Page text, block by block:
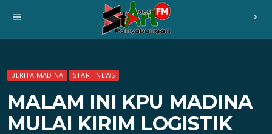
menu chevron_right
BERITA MADINA START NEWS
MALAM INI KPU MADINA
MULAI KIRIM LOGISTIK